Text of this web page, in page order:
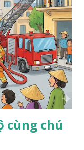
cùng chú